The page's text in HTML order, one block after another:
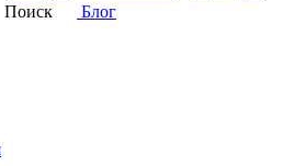
Поиск
Блог